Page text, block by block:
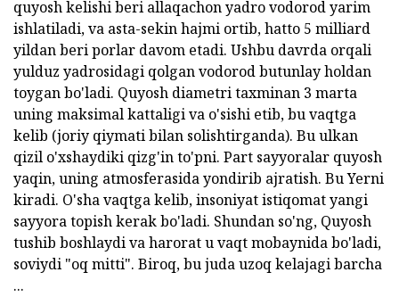
quyosh kelishi beri allaqachon yadro vodorod yarim
ishlatiladi, va asta-sekin hajmi ortib, hatto 5 milliard
yildan beri porlar davom etadi. Ushbu davrda orqali
yulduz yadrosidagi qolgan vodorod butunlay holdan
toygan bo'ladi. Quyosh diametri taxminan 3 marta
uning maksimal kattaligi va o'sishi etib, bu vaqtga
kelib (joriy qiymati bilan solishtirganda). Bu ulkan
qizil o'xshaydiki qizg'in to'pni. Part sayyoralar quyosh
yaqin, uning atmosferasida yondirib ajratish. Bu Yerni
kiradi. O'sha vaqtga kelib, insoniyat istiqomat yangi
sayyora topish kerak bo'ladi. Shundan so'ng, Quyosh
tushib boshlaydi va harorat u vaqt mobaynida bo'ladi,
soviydi "oq mitti". Biroq, bu juda uzoq kelajagi barcha
...